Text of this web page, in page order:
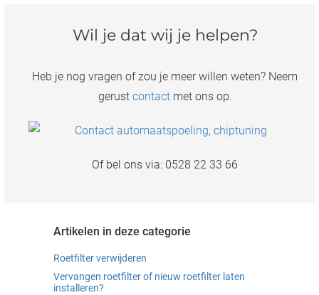
Wil je dat wij je helpen?
Heb je nog vragen of zou je meer willen weten? Neem
gerust contactmet ons op.
Of bel ons via: 0528 22 33 66
Artikelen in deze categorie
Roetfilter verwijderen
Vervangen roetfilter of nieuw roetfilter laten
installeren?